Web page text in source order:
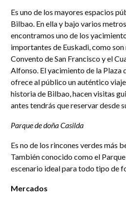
Es uno de los mayores espacios
Bilbao. En ella y bajo varios
encontramos uno de los
importantes de Euskadi, como
Convento de San Francisco y el
Alfonso. El yacimiento de la Plaza
ofrece al público un auténtico
historia de Bilbao, hacen visitas
antes tendrás que reservar desde
Parque de doña Casilda
Es no de los rincones verdes más
También conocido como el
escenario ideal para todo tipo de
Mercados